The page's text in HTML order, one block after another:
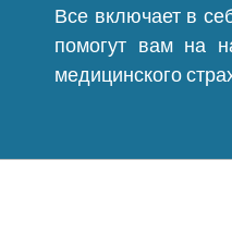
Все включает в
помогут вам на
медицинского